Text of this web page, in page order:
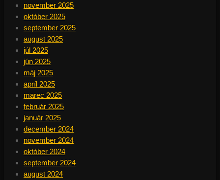
november 2025
október 2025
september 2025
august 2025
júl 2025
jún 2025
máj 2025
apríl 2025
marec 2025
február 2025
január 2025
december 2024
november 2024
október 2024
september 2024
august 2024